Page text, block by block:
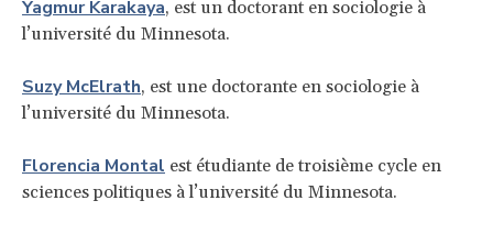
Yagmur Karakaya, est un doctorant en sociologie à
l’université du Minnesota.
Suzy McElrath, est une doctorante en sociologie à
l’université du Minnesota.
Florencia Montal est étudiante de troisième cycle en
sciences politiques à l’université du Minnesota.